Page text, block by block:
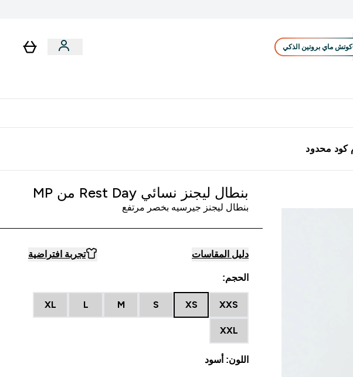
كوتش ماي بروتين الذكي
بنطال ليجنز نسائي Rest Day من MP
بنطال ليجنز جيرسيه بخصر مرتفع
دليل المقاسات تجربة افتراضية
الحجم:
XXS
XS
S
M
L
XL
XXL
اللون: أسود